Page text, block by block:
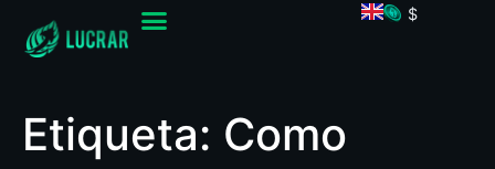
$
Etiqueta: Como